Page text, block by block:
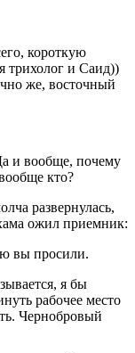
короткую
трихолог и Саид))
же, восточный
и вообще, почему
кто?
развернулась,
ожил приемник:
вы просили.
я бы
рабочее место
Чернобровый